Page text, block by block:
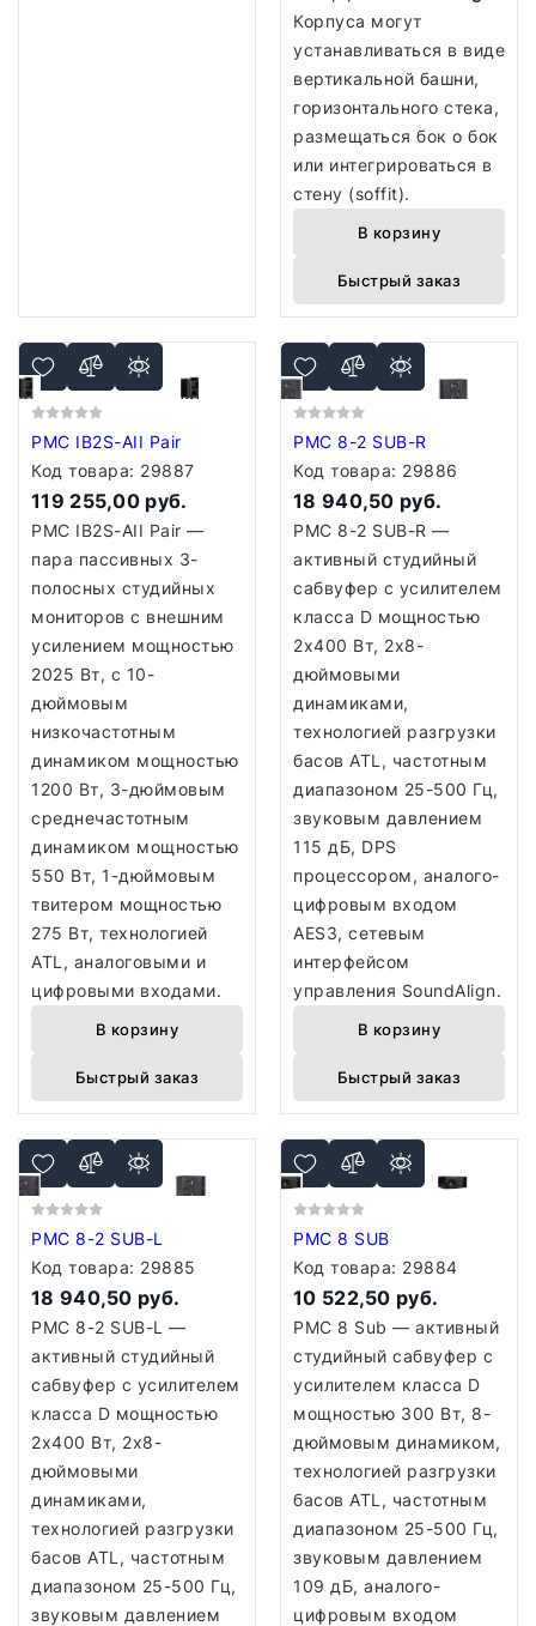
Корпуса могут
устанавливаться в виде
вертикальной башни,
горизонтального стека,
размещаться бок о бок
или интегрироваться в
стену (soffit).
В корзину
Быстрый заказ
PMC IB2S-AII Pair
Код товара: 29887
119 255,00 руб.
PMC IB2S-AII Pair —
пара пассивных 3-
полосных студийных
мониторов с внешним
усилением мощностью
2025 Вт, с 10-
дюймовым
низкочастотным
динамиком мощностью
1200 Вт, 3-дюймовым
среднечастотным
динамиком мощностью
550 Вт, 1-дюймовым
твитером мощностью
275 Вт, технологией
ATL, аналоговыми и
цифровыми входами.
В корзину
Быстрый заказ
PMC 8-2 SUB-R
Код товара: 29886
18 940,50 руб.
PMC 8-2 SUB-R —
активный студийный
сабвуфер с усилителем
класса D мощностью
2х400 Вт, 2х8-
дюймовыми
динамиками,
технологией разгрузки
басов ATL, частотным
диапазоном 25-500 Гц,
звуковым давлением
115 дБ, DPS
процессором, аналого-
цифровым входом
AES3, сетевым
интерфейсом
управления SoundAlign.
В корзину
Быстрый заказ
PMC 8-2 SUB-L
Код товара: 29885
18 940,50 руб.
PMC 8-2 SUB-L —
активный студийный
сабвуфер с усилителем
класса D мощностью
2х400 Вт, 2х8-
дюймовыми
динамиками,
технологией разгрузки
басов ATL, частотным
диапазоном 25-500 Гц,
звуковым давлением
PMC 8 SUB
Код товара: 29884
10 522,50 руб.
PMC 8 Sub — активный
студийный сабвуфер с
усилителем класса D
мощностью 300 Вт, 8-
дюймовым динамиком,
технологией разгрузки
басов ATL, частотным
диапазоном 25-500 Гц,
звуковым давлением
109 дБ, аналого-
цифровым входом